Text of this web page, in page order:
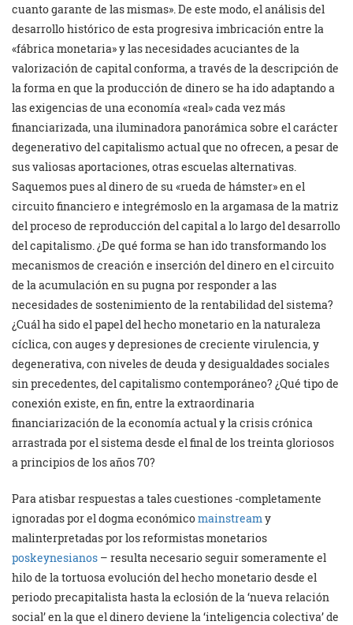
cuanto garante de las mismas». De este modo, el análisis del
desarrollo histórico de esta progresiva imbricación entre la
«fábrica monetaria» y las necesidades acuciantes de la
valorización de capital conforma, a través de la descripción de
la forma en que la producción de dinero se ha ido adaptando a
las exigencias de una economía «real» cada vez más
financiarizada, una iluminadora panorámica sobre el carácter
degenerativo del capitalismo actual que no ofrecen, a pesar de
sus valiosas aportaciones, otras escuelas alternativas.
Saquemos pues al dinero de su «rueda de hámster» en el
circuito financiero e integrémoslo en la argamasa de la matriz
del proceso de reproducción del capital a lo largo del desarrollo
del capitalismo. ¿De qué forma se han ido transformando los
mecanismos de creación e inserción del dinero en el circuito
de la acumulación en su pugna por responder a las
necesidades de sostenimiento de la rentabilidad del sistema?
¿Cuál ha sido el papel del hecho monetario en la naturaleza
cíclica, con auges y depresiones de creciente virulencia, y
degenerativa, con niveles de deuda y desigualdades sociales
sin precedentes, del capitalismo contemporáneo? ¿Qué tipo de
conexión existe, en fin, entre la extraordinaria
financiarización de la economía actual y la crisis crónica
arrastrada por el sistema desde el final de los treinta gloriosos
a principios de los años 70?
Para atisbar respuestas a tales cuestiones -completamente
ignoradas por el dogma económicomainstreamy
malinterpretadas por los reformistas monetarios
poskeynesianos – resulta necesario seguir someramente el
hilo de la tortuosa evolución del hecho monetario desde el
periodo precapitalista hasta la eclosión de la ‘nueva relación
social’ en la que el dinero deviene la ‘inteligencia colectiva’ de